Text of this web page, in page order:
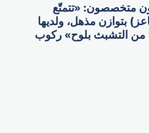
متخصصون: «تتمتّع
بتوازن مذهل، ولديها
من التشبث بلوح» ركوب